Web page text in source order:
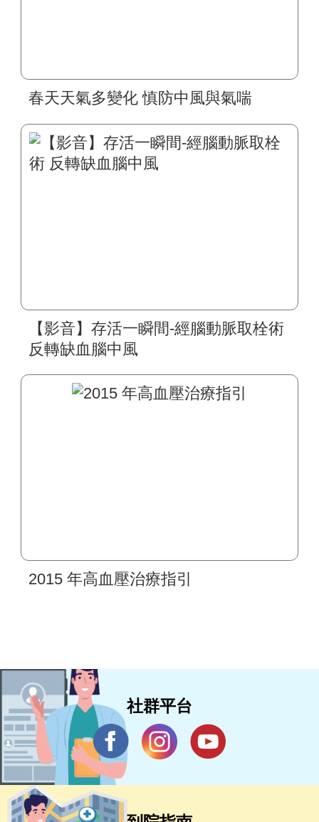
春天天氣多變化 慎防中風與氣喘
【影音】存活一瞬間-經腦動脈取栓術
反轉缺血腦中風
2015 年高血壓治療指引
社群平台